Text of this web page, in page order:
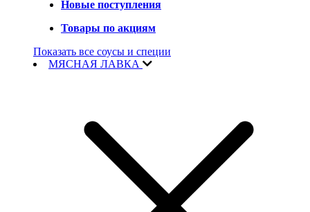
Новые поступления
Товары по акциям
Показать все соусы и специи
МЯСНАЯ ЛАВКА